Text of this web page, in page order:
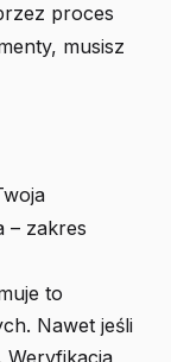
proces
musisz
– zakres
to
Nawet jeśli
Weryfikacja